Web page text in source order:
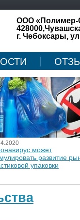
ООО «Полимер-
г. Чебоксары,
может
развитие
упаковки